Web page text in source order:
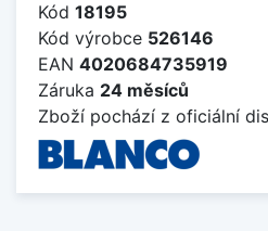
Kód 18195
Kód výrobce 526146
EAN 4020684735919
Záruka 24 měsíců
Zboží pochází z oficiální